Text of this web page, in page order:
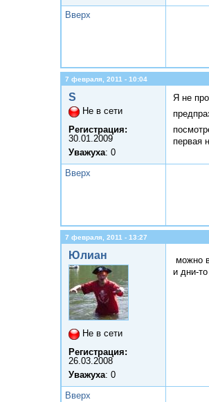
Вверх
7 февраля, 2011 - 10:04
S
Не в сети
Регистрация:
30.01.2009
Уважуха: 0
Я не
первая
Вверх
7 февраля, 2011 - 13:27
Юлиан
Не в сети
Регистрация:
26.03.2008
Уважуха: 0
можно
и дни-
Вверх